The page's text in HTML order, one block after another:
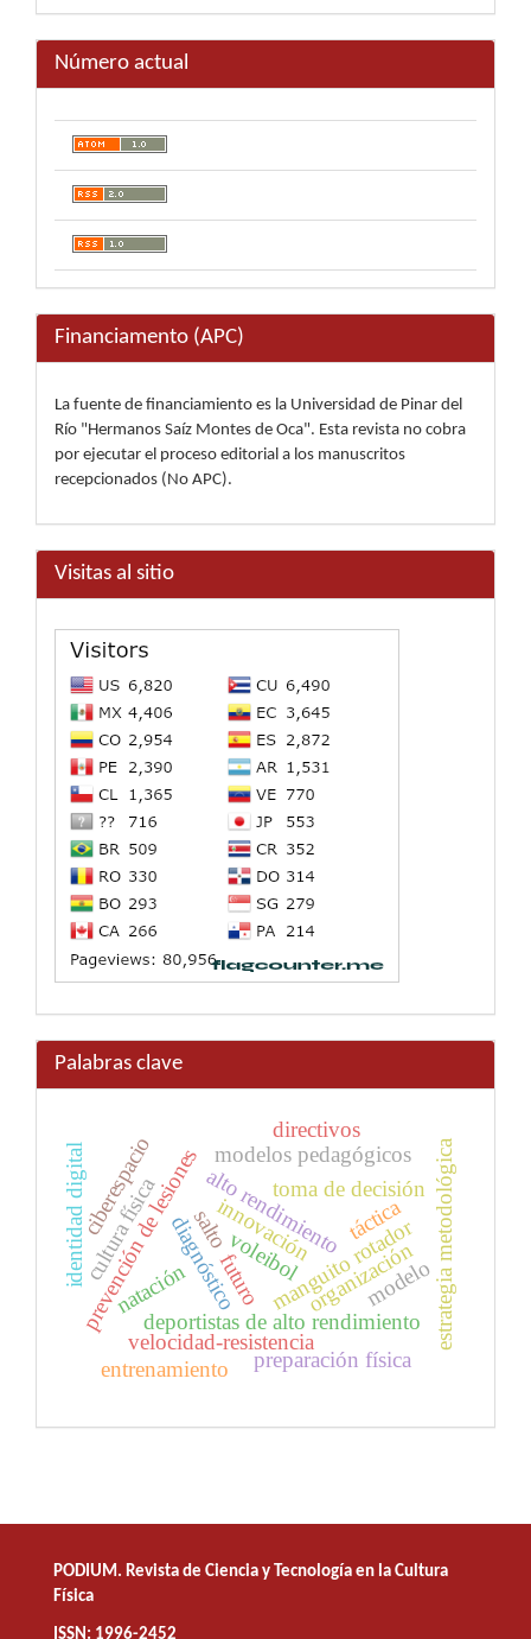
Número actual
Financiamento (APC)
La fuente de financiamiento es la Universidad de Pinar del
Río "Hermanos Saíz Montes de Oca". Esta revista no cobra
por ejecutar el proceso editorial a los manuscritos
recepcionados (No APC).
Visitas al sitio
Palabras clave
deportistas de alto rendimiento
diagnóstico manguito rotador
natación
prevención de lesionesalto rendimiento estrategia metodológica
toma de decisión
innovación
organización
modelos pedagógicos
velocidad-resistencia
preparación física
saltovoleibol
cultura física
ciberespacio
identidad digital
directivos
modelo
entrenamiento
futuro
táctica
PODIUM. Revista de Ciencia y Tecnología en la Cultura
Física
ISSN: 1996-2452